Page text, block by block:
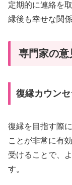
定期的に連絡を
縁後も幸せな関
専門家の意
復縁カウン
復縁を目指す際
ことが非常に有
受けることで、
す。